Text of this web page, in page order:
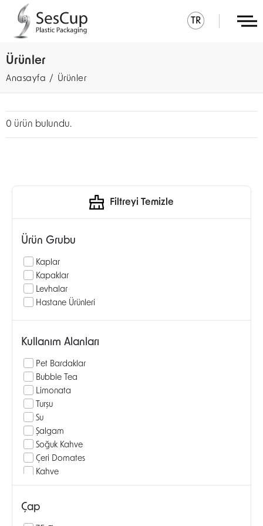
TR
Ürünler
Anasayfa Ürünler
0 ürün bulundu.
Filtreyi Temizle
Ürün Grubu
Kaplar
Kapaklar
Levhalar
Hastane Ürünleri
Kullanım Alanları
Pet Bardaklar
Bubble Tea
Limonata
Turşu
Su
Şalgam
Soğuk Kahve
Çeri Domates
Kahve
Milkshake
Pamuk Şekeri
Çap